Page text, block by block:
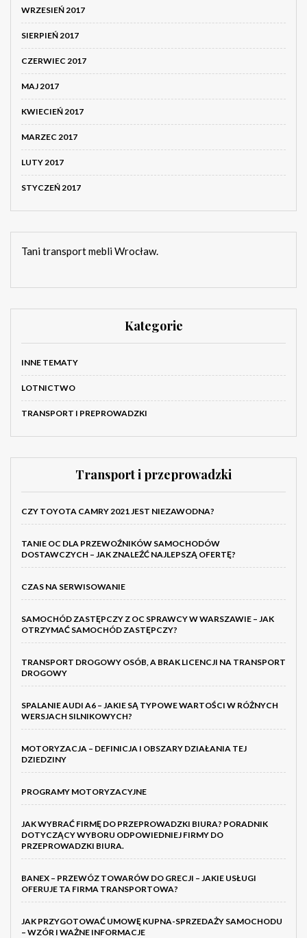
WRZESIEŃ 2017
SIERPIEŃ 2017
CZERWIEC 2017
MAJ 2017
KWIECIEŃ 2017
MARZEC 2017
LUTY 2017
STYCZEŃ 2017
Tani transport mebli Wrocław.
Kategorie
INNE TEMATY
LOTNICTWO
TRANSPORT I PREPROWADZKI
Transport i przeprowadzki
CZY TOYOTA CAMRY 2021 JEST NIEZAWODNA?
TANIE OC DLA PRZEWOŹNIKÓW SAMOCHODÓW
DOSTAWCZYCH – JAK ZNALEŹĆ NAJLEPSZĄ OFERTĘ?
CZAS NA SERWISOWANIE
SAMOCHÓD ZASTĘPCZY Z OC SPRAWCY W WARSZAWIE – JAK
OTRZYMAĆ SAMOCHÓD ZASTĘPCZY?
TRANSPORT DROGOWY OSÓB, A BRAK LICENCJI NA TRANSPORT
DROGOWY
SPALANIE AUDI A6 – JAKIE SĄ TYPOWE WARTOŚCI W RÓŻNYCH
WERSJACH SILNIKOWYCH?
MOTORYZACJA – DEFINICJA I OBSZARY DZIAŁANIA TEJ
DZIEDZINY
PROGRAMY MOTORYZACYJNE
JAK WYBRAĆ FIRMĘ DO PRZEPROWADZKI BIURA? PORADNIK
DOTYCZĄCY WYBORU ODPOWIEDNIEJ FIRMY DO
PRZEPROWADZKI BIURA.
BANEX – PRZEWÓZ TOWARÓW DO GRECJI – JAKIE USŁUGI
OFERUJE TA FIRMA TRANSPORTOWA?
JAK PRZYGOTOWAĆ UMOWĘ KUPNA-SPRZEDAŻY SAMOCHODU
– WZÓR I WAŻNE INFORMACJE